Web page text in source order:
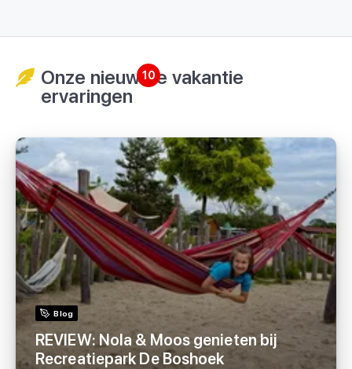
Onze nieuwste vakantie
ervaringen
10
Blog
REVIEW: Nola & Moos genieten bij
Recreatiepark De Boshoek